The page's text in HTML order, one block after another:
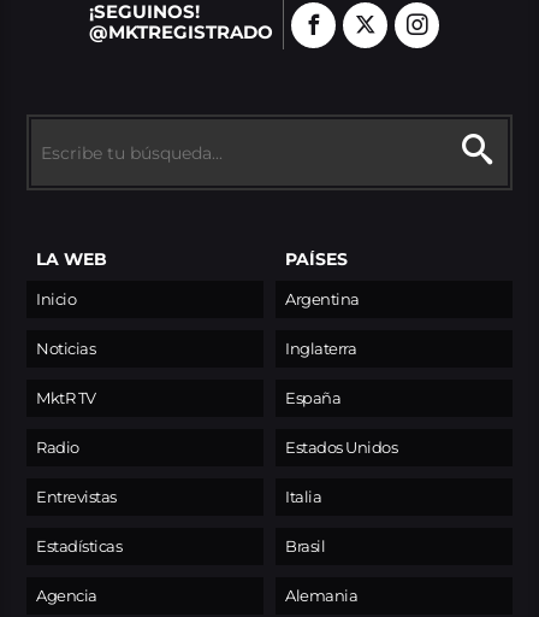
¡SEGUINOS!
@MKTREGISTRADO
LA WEB
Inicio
Noticias
MktR TV
Radio
Entrevistas
Estadísticas
Agencia
PAÍSES
Argentina
Inglaterra
España
Estados Unidos
Italia
Brasil
Alemania